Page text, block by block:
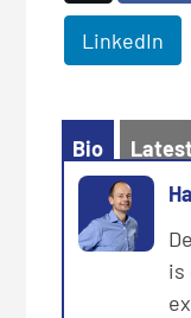
LinkedIn
Bio
is